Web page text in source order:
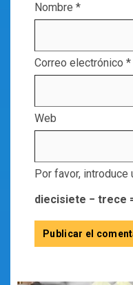
Nombre *
Correo electrónico *
Web
Por favor,
diecisiete − trece